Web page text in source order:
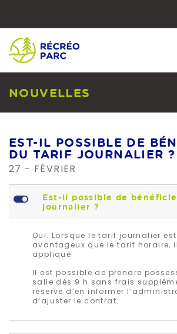
vers
bas
NOUVELLES
EST-IL POSSIBLE DE
DU TARIF JOURNALIER ?
27 - FÉVRIER
L
Est-il possible de
journalier ?
Oui. Lorsque le tarif journalier
avantageux que le tarif horaire,
appliqué.
Il est possible de prendre
salle dès 9 h sans frais
réserve d’en informer
d’ajuster le contrat.